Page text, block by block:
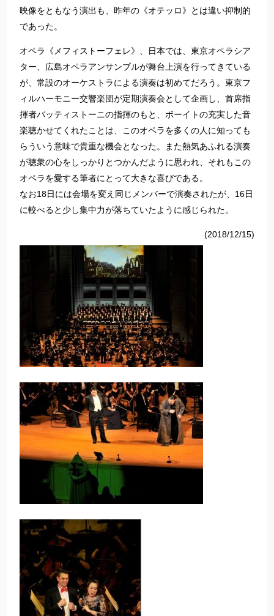
映像をともなう演出も、昨年の《オテッロ》とは違い抑制的
であった。
オペラ《メフィストーフェレ》、日本では、東京オペラシア
ター、広島オペラアンサンブルが舞台上演を行ってきている
が、常設のオーケストラによる演奏は初めてだろう。東京フ
ィルハーモニー交響楽団が定期演奏会として企画し、首席指
揮者バッティストーニの指揮のもと、ボーイトの充実した音
楽聴かせてくれたことは、このオペラを多くの人に知っても
らういう意味で貴重な機会となった。また熱気あふれる演奏
が聴衆の心をしっかりとつかんだように思われ、それもこの
オペラを愛する筆者にとって大きな喜びである。
なお18日には会場を変え同じメンバーで演奏されたが、16日
に較べると少し集中力が落ちていたように感じられた。
(2018/12/15)